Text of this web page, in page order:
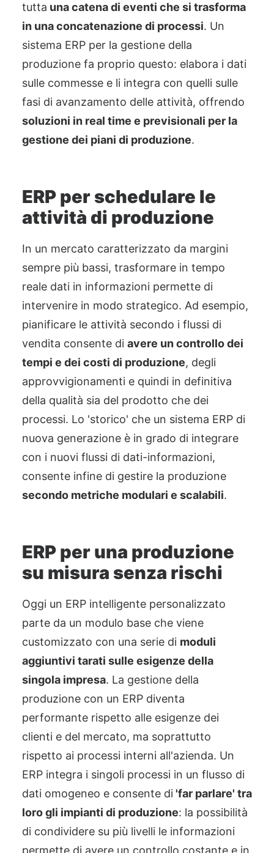
tutta una catena di eventi che si trasforma
in una concatenazione di processi. Un
sistema ERP per la gestione della
produzione fa proprio questo: elabora i dati
sulle commesse e li integra con quelli sulle
fasi di avanzamento delle attività, offrendo
soluzioni in real time e previsionali per la
gestione dei piani di produzione.
ERP per schedulare le
attività di produzione
In un mercato caratterizzato da margini
sempre più bassi, trasformare in tempo
reale dati in informazioni permette di
intervenire in modo strategico. Ad esempio,
pianificare le attività secondo i flussi di
vendita consente di avere un controllo dei
tempi e dei costi di produzione, degli
approvvigionamenti e quindi in definitiva
della qualità sia del prodotto che dei
processi. Lo 'storico' che un sistema ERP di
nuova generazione è in grado di integrare
con i nuovi flussi di dati-informazioni,
consente infine di gestire la produzione
secondo metriche modulari e scalabili.
ERP per una produzione
su misura senza rischi
Oggi un ERP intelligente personalizzato
parte da un modulo base che viene
customizzato con una serie di moduli
aggiuntivi tarati sulle esigenze della
singola impresa. La gestione della
produzione con un ERP diventa
performante rispetto alle esigenze dei
clienti e del mercato, ma soprattutto
rispetto ai processi interni all'azienda. Un
ERP integra i singoli processi in un flusso di
dati omogeneo e consente di 'far parlare' tra
loro gli impianti di produzione: la possibilità
di condividere su più livelli le informazioni
permette di avere un controllo costante e in